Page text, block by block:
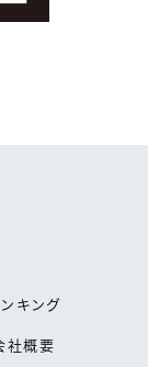
キング
社概要